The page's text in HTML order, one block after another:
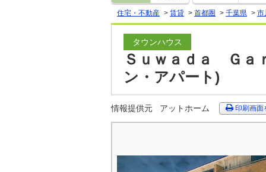
住宅・不動産 > 賃貸 > 首都圏 > 千葉県 > 市
タウンハウス
Ｓｕｗａｄａ Ｇａ
ン・アパート)
情報提供元 アットホーム 印刷画面